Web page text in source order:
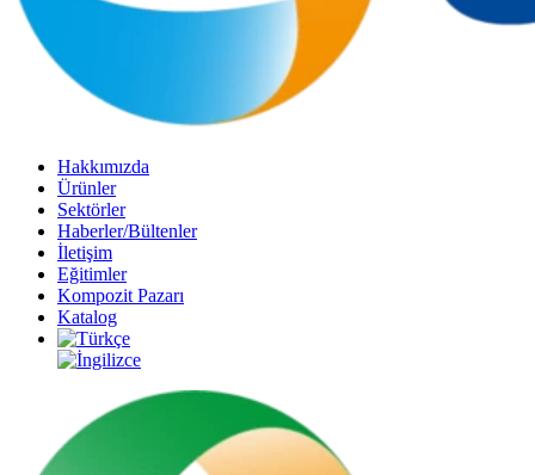
Hakkımızda
Ürünler
Sektörler
Haberler/Bültenler
İletişim
Eğitimler
Kompozit Pazarı
Katalog